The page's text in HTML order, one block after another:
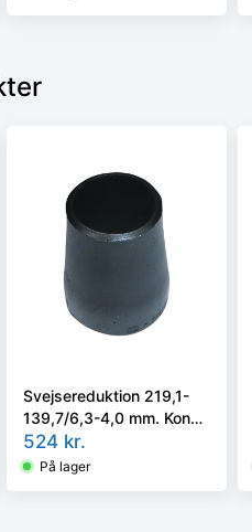
Svejsereduktion 219,1-
139,7/6,3-4,0 mm. Konc.
Slyngr. Faset, Kval.
P235GH, EN 10253-
524 kr.
På lager